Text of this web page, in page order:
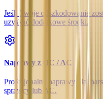
Jeśli Twoje odszkodowanie
uzyskać dodatkowe środki.
Naprawy z OC / AC
Profesjonalne naprawy
sprawcy lub AC.